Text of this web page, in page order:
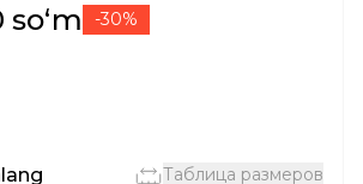
-30%
Таблица размеров